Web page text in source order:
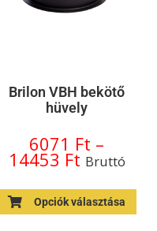
Brilon VBH bekötő
hüvely
6071 Ft –
14453 Ft Bruttó
Opciók választása